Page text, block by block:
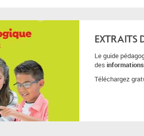
EXTRAITS
Le guide
des
Téléchargez